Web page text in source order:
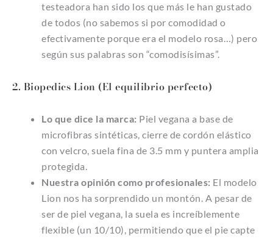
testeadora han sido los que más le han gustado
de todos (no sabemos si por comodidad o
efectivamente porque era el modelo rosa…) pero
según sus palabras son “comodisísimas”.
2. Biopedics Lion (El equilibrio perfecto)
Lo que dice la marca: Piel vegana a base de
microfibras sintéticas, cierre de cordón elástico
con velcro, suela fina de 3.5 mm y puntera amplia
protegida.
Nuestra opinión como profesionales: El modelo
Lion nos ha sorprendido un montón. A pesar de
ser de piel vegana, la suela es increíblemente
flexible (un 10/10), permitiendo que el pie capte